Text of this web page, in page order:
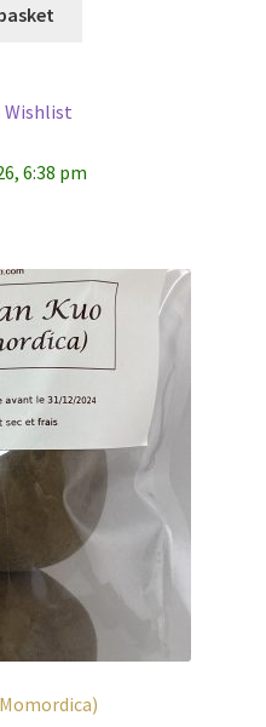
Wishlist
6:38 pm